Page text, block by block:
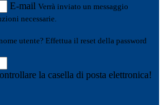
E-mail Verrà inviato un messaggio
necessarie.
utente? Effettua il reset della password
la casella di posta elettronica!